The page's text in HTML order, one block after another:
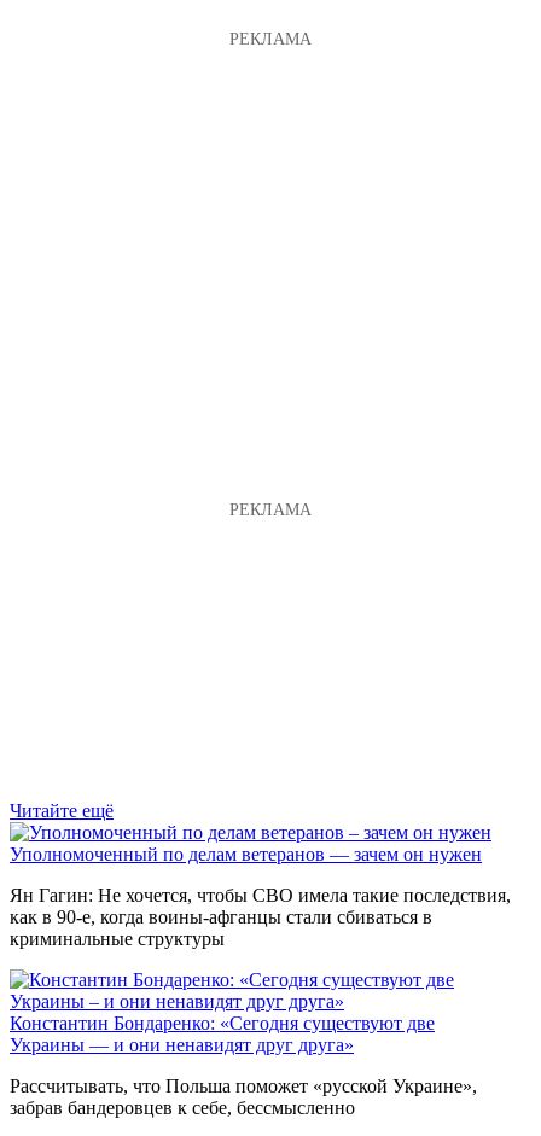
Читайте ещё
Уполномоченный по делам ветеранов — зачем он нужен
Ян Гагин: Не хочется, чтобы СВО имела такие последствия,
как в 90-е, когда воины-афганцы стали сбиваться в
криминальные структуры
Константин Бондаренко: «Сегодня существуют две
Украины — и они ненавидят друг друга»
Рассчитывать, что Польша поможет «русской Украине»,
забрав бандеровцев к себе, бессмысленно